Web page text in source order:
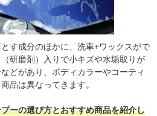
す成分のほかに、洗車+ワックスがで
研磨剤）入りで小キズや水垢取りが
どがあり、ボディカラーやコーティ
品は異なってきます。
ーの選び方とおすすめ商品を紹介し